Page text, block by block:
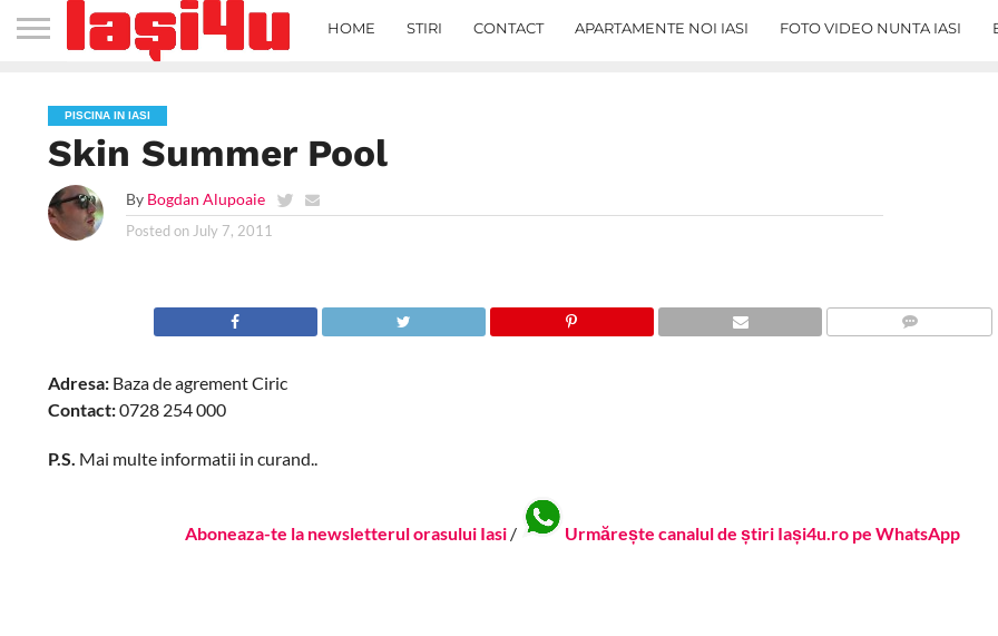
HOME STIRI CONTACT APARTAMENTE NOI IASI FOTO VIDEO NUNTA IASI
PISCINA IN IASI
Skin Summer Pool
By Bogdan Alupoaie
Posted on July 7, 2011
Adresa:Baza de agrement Ciric
Contact:0728 254 000
P.S. Mai multe informatii in curand..
Aboneaza-te la newsletterul orasului Iasi / Urmărește canalul de știri Iași4u.ro pe WhatsApp